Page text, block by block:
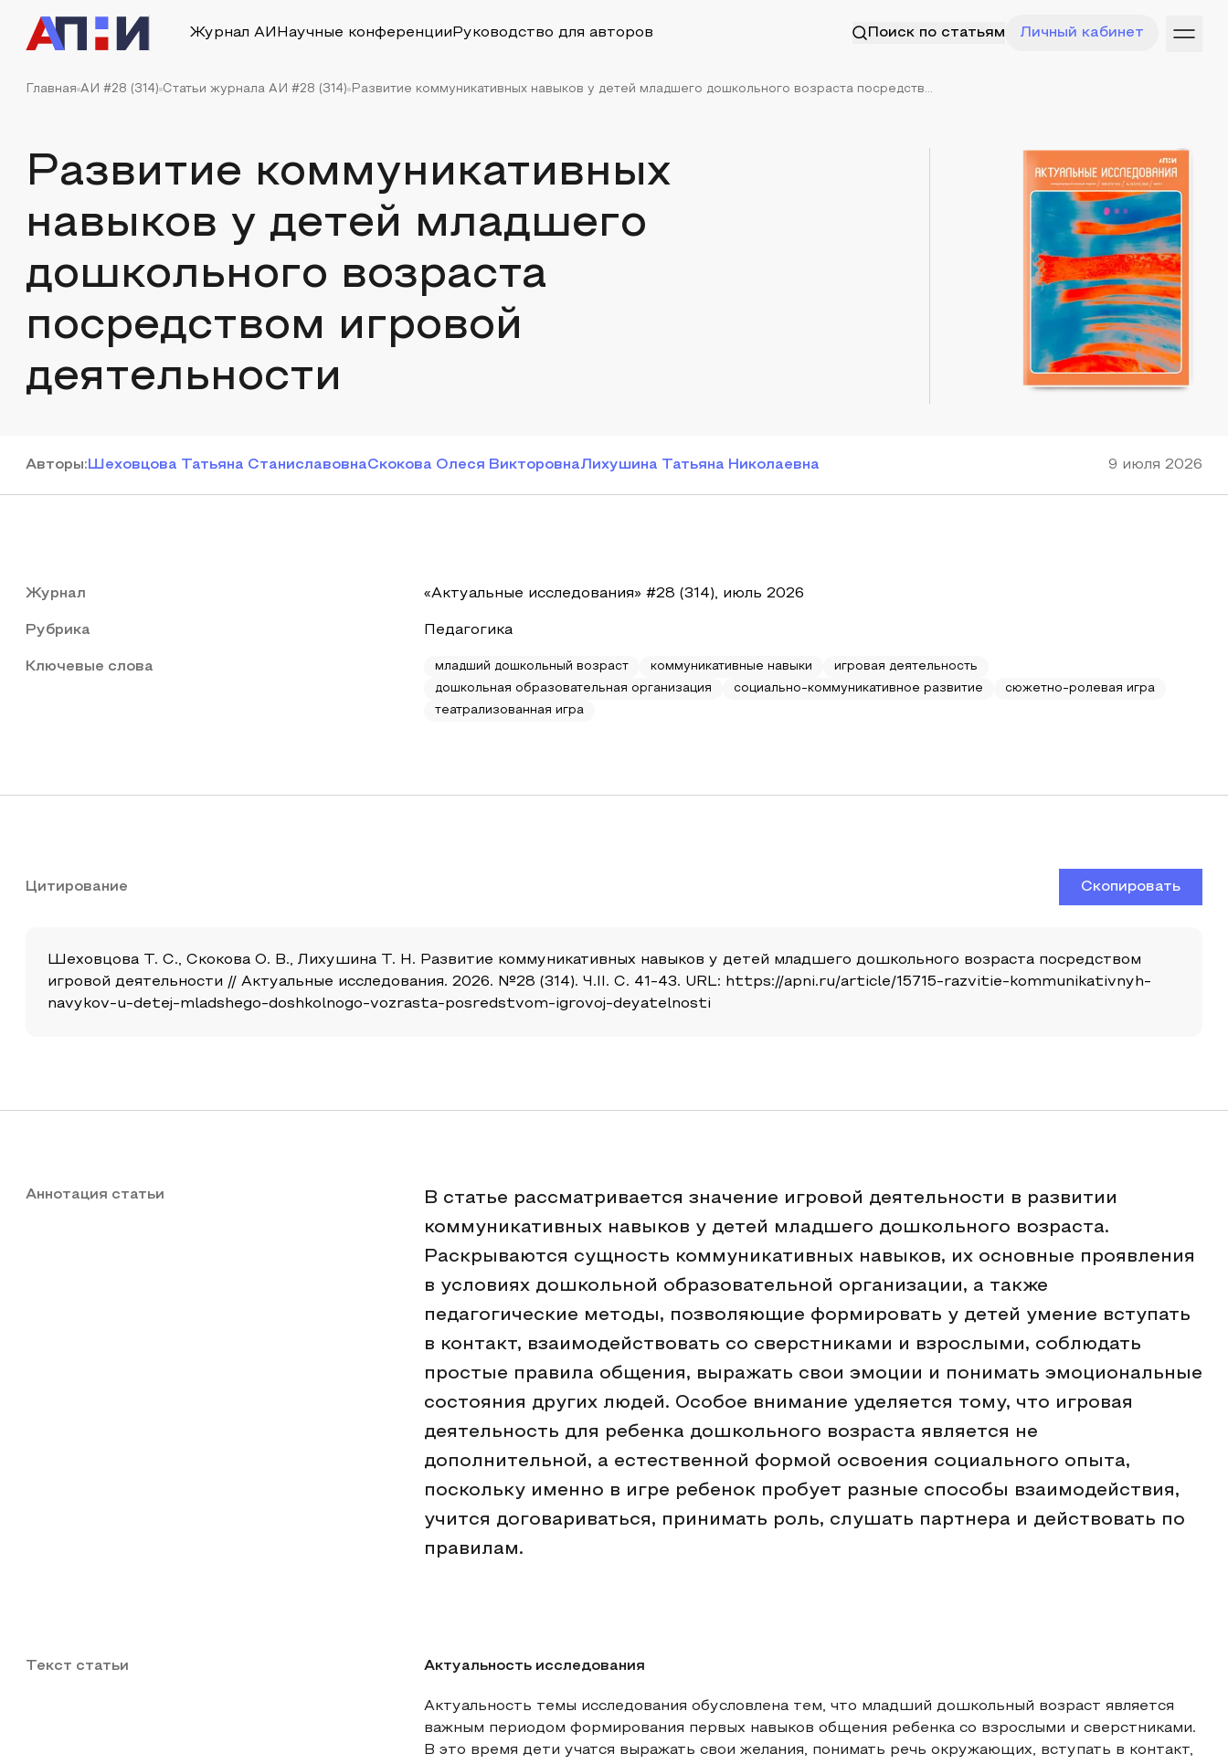
Журнал АИ Научные конференции Руководство для авторов Поиск по статьям Личный кабинет
Главная АИ #28 (314) Статьи журнала АИ #28 (314) Развитие коммуникативных навыков у детей младшего дошкольного возраста посредств...
Развитие коммуникативных
навыков у детей младшего
дошкольного возраста
посредством игровой
деятельности
Авторы: Шеховцова Татьяна СтаниславовнаСкокова Олеся ВикторовнаЛихушина Татьяна Николаевна 9 июля 2026
Журнал «Актуальные исследования» #28 (314), июль 2026
Рубрика Педагогика
Ключевые слова младший дошкольный возраст коммуникативные навыки
игровая деятельность
дошкольная образовательная организация
социально-коммуникативное развитие
сюжетно-ролевая игра
театрализованная игра
Цитирование Скопировать
Шеховцова Т. С., Скокова О. В., Лихушина Т. Н. Развитие коммуникативных навыков у детей младшего дошкольного возраста посредством
игровой деятельности // Актуальные исследования. 2026. №28 (314). Ч.II. С. 41-43. URL: https://apni.ru/article/15715-razvitie-kommunikativnyh-
navykov-u-detej-mladshego-doshkolnogo-vozrasta-posredstvom-igrovoj-deyatelnosti
Аннотация статьи
В статье рассматривается значение игровой деятельности в развитии
коммуникативных навыков у детей младшего дошкольного возраста.
Раскрываются сущность коммуникативных навыков, их основные проявления
в условиях дошкольной образовательной организации, а также
педагогические методы, позволяющие формировать у детей умение вступать
в контакт, взаимодействовать со сверстниками и взрослыми, соблюдать
простые правила общения, выражать свои эмоции и понимать эмоциональные
состояния других людей. Особое внимание уделяется тому, что игровая
деятельность для ребенка дошкольного возраста является не
дополнительной, а естественной формой освоения социального опыта,
поскольку именно в игре ребенок пробует разные способы взаимодействия,
учится договариваться, принимать роль, слушать партнера и действовать по
правилам.
Текст статьи Актуальность исследования
Актуальность темы исследования обусловлена тем, что младший дошкольный возраст является
важным периодом формирования первых навыков общения ребенка со взрослыми и сверстниками.
В это время дети учатся выражать свои желания, понимать речь окружающих, вступать в контакт,